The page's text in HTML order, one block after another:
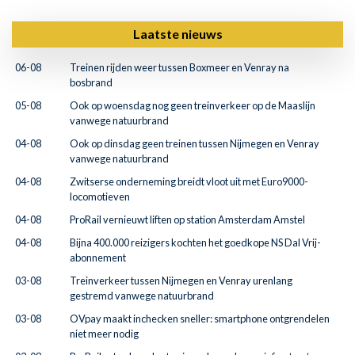
Laatste nieuws
06-08
Treinen rijden weer tussen Boxmeer en Venray na
bosbrand
05-08
Ook op woensdag nog geen treinverkeer op de Maaslijn
vanwege natuurbrand
04-08
Ook op dinsdag geen treinen tussen Nijmegen en Venray
vanwege natuurbrand
04-08
Zwitserse onderneming breidt vloot uit met Euro9000-
locomotieven
04-08
ProRail vernieuwt liften op station Amsterdam Amstel
04-08
Bijna 400.000 reizigers kochten het goedkope NS Dal Vrij-
abonnement
03-08
Treinverkeer tussen Nijmegen en Venray urenlang
gestremd vanwege natuurbrand
03-08
OVpay maakt inchecken sneller: smartphone ontgrendelen
niet meer nodig